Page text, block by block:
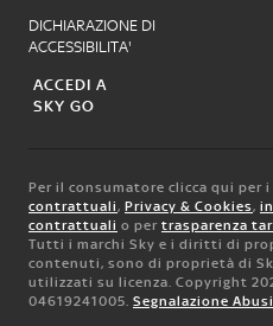
DICHIARAZIONE DI
ACCESSIBILITA'
ACCEDI A
SKY GO
Per il consumatore clicca qui per i
contrattuali, Privacy & Cookies,
contrattuali o per trasparenza
Tutti i marchi Sky e i diritti di
contenuti, sono di proprietà di
utilizzati su licenza. Copyright
04619241005. Segnalazione Abusi